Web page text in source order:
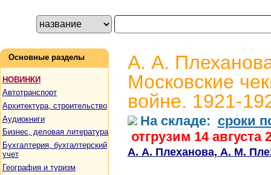
Основные разделы
НОВИНКИ
Автотранспорт
Архитектура, строительство
Аудиокниги
Бизнес, деловая литература
Бухгалтерия, бухгалтерский
учет
География и туризм
А. А.
Московские
войне. 1921-
На складе: сроки
отгрузим 14 августа
А. А. Плеханова, А. М.